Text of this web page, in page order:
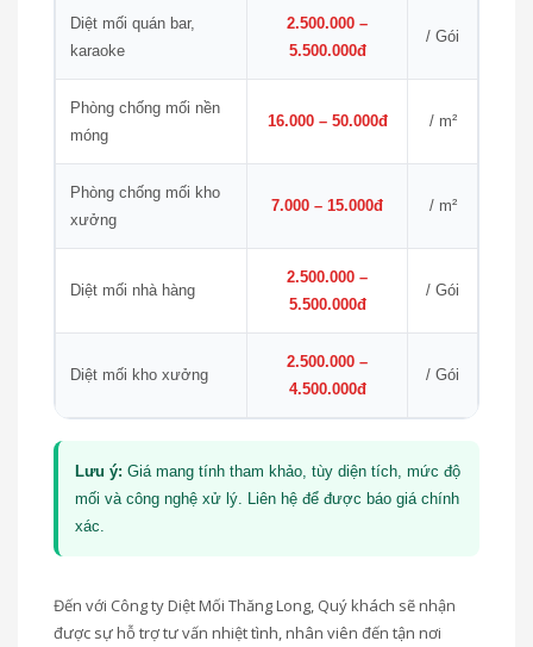
Diệt mối quán bar,
karaoke
2.500.000 –
5.500.000đ
/ Gói
Phòng chống mối nền
móng
16.000 – 50.000đ / m²
Phòng chống mối kho
xưởng
7.000 – 15.000đ / m²
Diệt mối nhà hàng
2.500.000 –
5.500.000đ
/ Gói
Diệt mối kho xưởng
2.500.000 –
4.500.000đ
/ Gói
Lưu ý: Giá mang tính tham khảo, tùy diện tích, mức độ
mối và công nghệ xử lý. Liên hệ để được báo giá chính
xác.
Đến với Công ty Diệt Mối Thăng Long, Quý khách sẽ nhận
được sự hỗ trợ tư vấn nhiệt tình, nhân viên đến tận nơi